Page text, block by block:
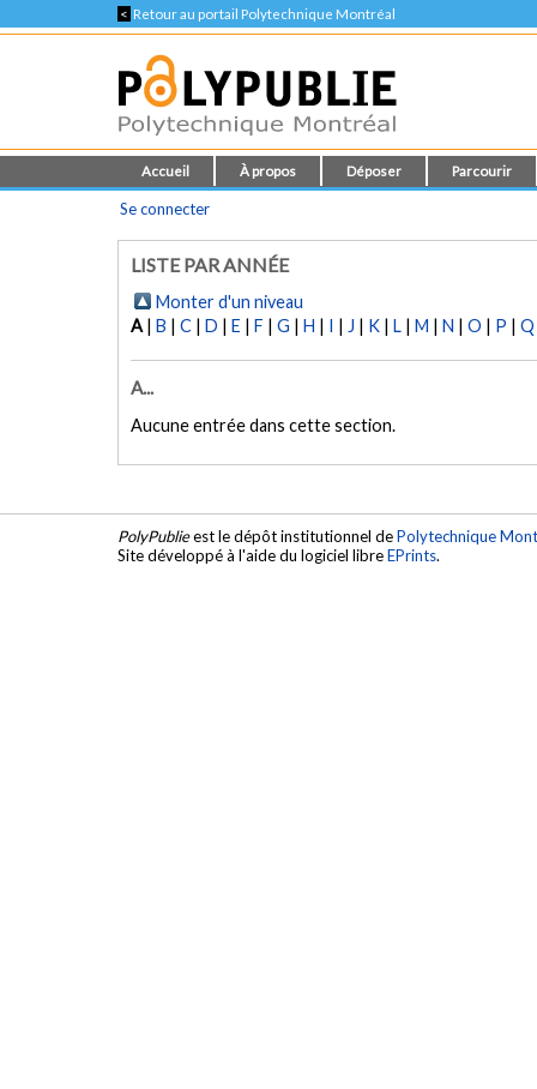
< Retour au portail Polytechnique Montréal
Accueil À propos Déposer Parcourir
Se connecter
LISTE PAR ANNÉE
Monter d'un niveau
A | B | C | D | E | F | G | H | I | J | K | L | M | N | O | P | Q
A...
Aucune entrée dans cette section.
PolyPublieest le dépôt institutionnel dePolytechnique
Site développé à l'aide du logiciel libreEPrints.